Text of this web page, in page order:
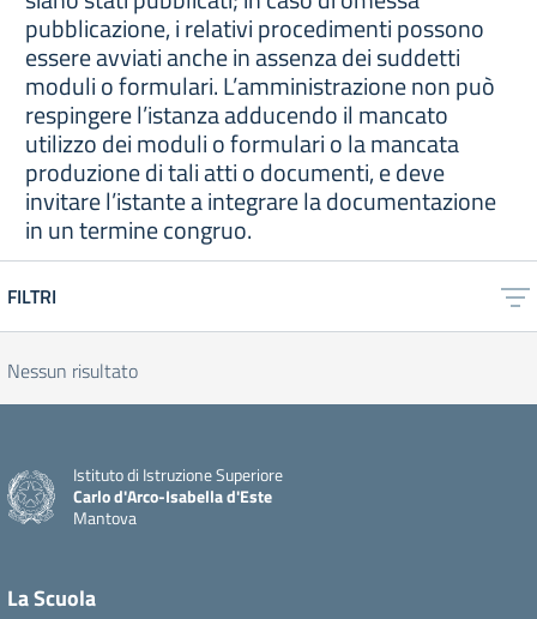
pubblicazione, i relativi procedimenti possono
essere avviati anche in assenza dei suddetti
moduli o formulari. L’amministrazione non può
respingere l’istanza adducendo il mancato
utilizzo dei moduli o formulari o la mancata
produzione di tali atti o documenti, e deve
invitare l’istante a integrare la documentazione
in un termine congruo.
FILTRI
Nessun risultato
Istituto di Istruzione Superiore
Carlo d'Arco-Isabella d'Este
Mantova
La Scuola